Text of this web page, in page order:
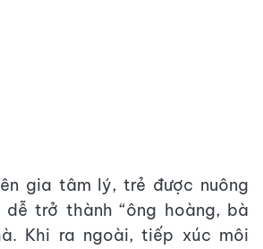
gia tâm lý, trẻ được nuông
dễ trở thành “ông hoàng, bà
Khi ra ngoài, tiếp xúc môi